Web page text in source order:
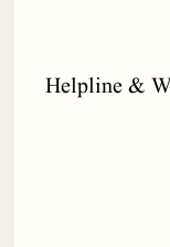
Helpline &